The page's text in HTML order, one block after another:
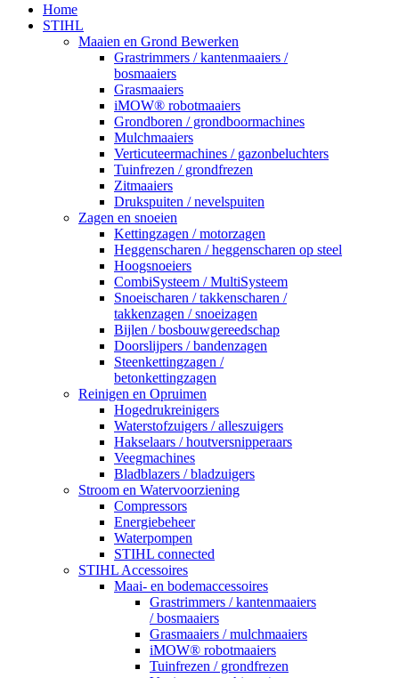
Home
STIHL
Maaien en Grond Bewerken
Grastrimmers / kantenmaaiers /
bosmaaiers
Grasmaaiers
iMOW® robotmaaiers
Grondboren / grondboormachines
Mulchmaaiers
Verticuteermachines / gazonbeluchters
Tuinfrezen / grondfrezen
Zitmaaiers
Drukspuiten / nevelspuiten
Zagen en snoeien
Kettingzagen / motorzagen
Heggenscharen / heggenscharen op steel
Hoogsnoeiers
CombiSysteem / MultiSysteem
Snoeischaren / takkenscharen /
takkenzagen / snoeizagen
Bijlen / bosbouwgereedschap
Doorslijpers / bandenzagen
Steenkettingzagen /
betonkettingzagen
Reinigen en Opruimen
Hogedrukreinigers
Waterstofzuigers / alleszuigers
Hakselaars / houtversnipperaars
Veegmachines
Bladblazers / bladzuigers
Stroom en Watervoorziening
Compressors
Energiebeheer
Waterpompen
STIHL connected
STIHL Accessoires
Maai- en bodemaccessoires
Grastrimmers / kantenmaaiers
/ bosmaaiers
Grasmaaiers / mulchmaaiers
iMOW® robotmaaiers
Tuinfrezen / grondfrezen